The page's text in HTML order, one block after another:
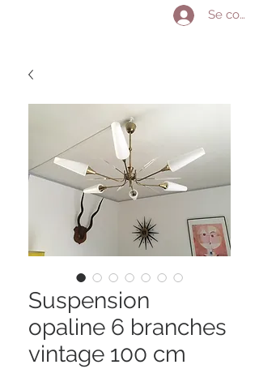
Se
Suspension
opaline 6 branches
vintage 100 cm